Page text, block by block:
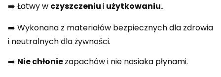
➡️ Łatwy w czyszczeniui użytkowaniu.
➡️ Wykonana z materiałów bezpiecznych dla zdrowia
i neutralnych dla żywności.
➡️ Nie chłoniezapachów i nie nasiaka płynami.